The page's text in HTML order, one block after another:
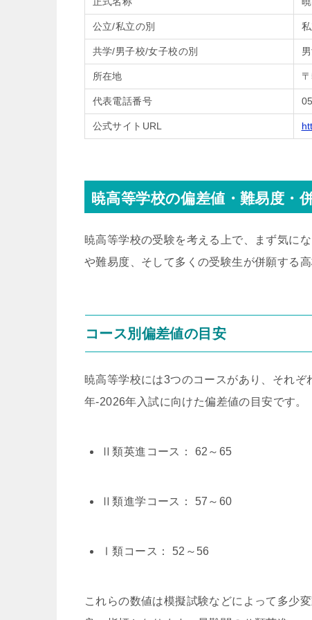
公立/私立の別
共学/男子校/女子校の別
所在地
代表電話番号
公式サイトURL
暁高等学校の偏差値・難易度・
暁高等学校の受験を考える上で、まず気に
や難易度、そして多くの受験生が併願する
コース別偏差値の目安
暁高等学校には3つのコースがあり、それ
年-2026年入試に向けた偏差値の目安です。
Ⅱ類英進コース： 62～65
Ⅱ類進学コース： 57～60
Ⅰ類コース： 52～56
これらの数値は模擬試験などによって多少